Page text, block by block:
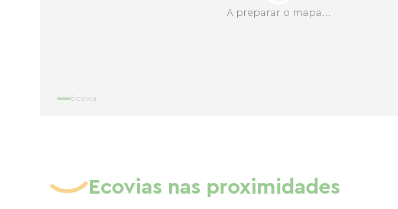
A preparar o mapa...
Ecovia
Ecovias nas proximidades